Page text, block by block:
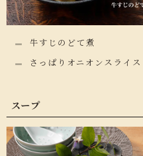
牛すじのどて煮
さっぱりオニオンスライ
スープ